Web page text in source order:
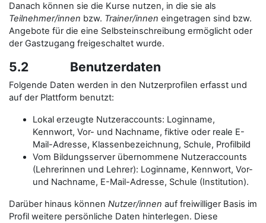
Danach können sie die Kurse nutzen, in die sie als
Teilnehmer/innen bzw. Trainer/innen eingetragen sind bzw.
Angebote für die eine Selbsteinschreibung ermöglicht oder
der Gastzugang freigeschaltet wurde.
5.2 Benutzerdaten
Folgende Daten werden in den Nutzerprofilen erfasst und
auf der Plattform benutzt:
Lokal erzeugte Nutzeraccounts: Loginname,
Kennwort, Vor- und Nachname, fiktive oder reale E-
Mail-Adresse, Klassenbezeichnung, Schule, Profilbild
Vom Bildungsserver übernommene Nutzeraccounts
(Lehrerinnen und Lehrer): Loginname, Kennwort, Vor-
und Nachname, E-Mail-Adresse, Schule (Institution).
Darüber hinaus können Nutzer/innen auf freiwilliger Basis im
Profil weitere persönliche Daten hinterlegen. Diese